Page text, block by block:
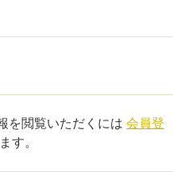
を閲覧いただくには 会員登
す。